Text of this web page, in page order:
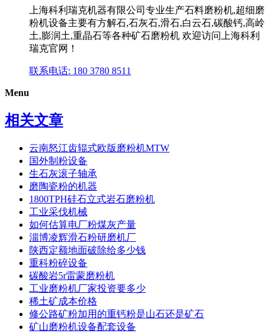
上海科利瑞克机器有限公司专业生产石料磨粉机,超细磨
粉机设备主要有方解石,石灰石,滑石,白云石,碳酸钙,高岭
土,膨润土,重晶石等各种矿石磨粉机 欢迎访问上海科利
瑞克官网！
联系电话: 180 3780 8511
Menu
相关文章
云南怒江齿辊式欧版磨粉机MTW
国外制粉设备
生石灰滚子轴承
磨陶瓷粉的机器
1800TPH硅石立式岩石磨粉机
工业采伐机械
如何估算电厂粉煤灰产量
淄博凌辉滑石粉研磨机厂
陕西定额地面破除给多少钱
重科粉碎设备
碳酸岩5r雷蒙磨粉机
工业磨粉机厂家投资要多少
稀土矿成本价格
修公路矿粉加用的重钙粉是山石还是矿石
矿山磨粉机设备配套设备